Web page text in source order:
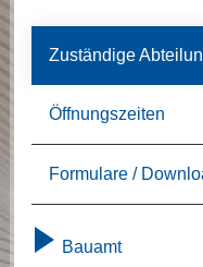
Zuständige
Öffnungszeiten
Formulare /
Bauamt